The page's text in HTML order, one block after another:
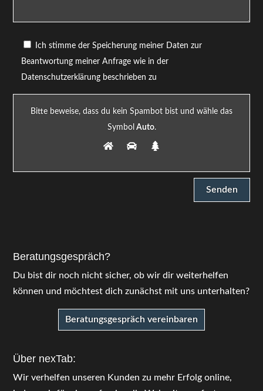
Ich stimme der Speicherung meiner Daten zur
Beantwortung meiner Anfrage wie in der
Datenschutzerklärung beschrieben zu
Bitte beweise, dass du kein Spambot bist und wähle das
Symbol Auto.
Beratungsgespräch?
Du bist dir noch nicht sicher, ob wir dir weiterhelfen
können und möchtest dich zunächst mit uns unterhalten?
Beratungsgespräch vereinbaren
Über nexTab:
Wir verhelfen unseren Kunden zu mehr Erfolg online,